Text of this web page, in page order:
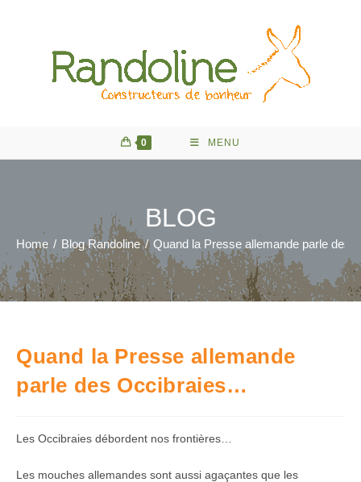
0 MENU
BLOG
Home / Blog Randoline / Quand la Presse allemande parle des
Quand la Presse allemande
parle des Occibraies…
Les Occibraies débordent nos frontières…
Les mouches allemandes sont aussi agaçantes que les